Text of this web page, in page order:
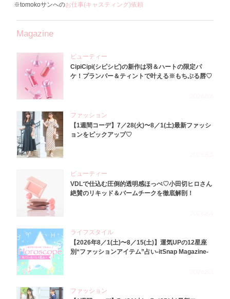
※tomokoサンへのお仕事(キャスティング)依頼
Magazine
ビューティー
CipiCipi(シピシピ)の新作は羽＆ハートの限定パ
ケ！プランパー＆ティントで叶える※もちぷる唇♡
ファッション
【1週間コーデ】7／28(火)〜8／1(土)最新ファッシ
ョンをピックアップ♡
ビューティー
VDLで仕込む圧倒的透明感ほっぺ♡小田切ヒロさん
絶賛のリキッド＆バームチークを徹底解剖！
ライフスタイル
【2026年8／1(土)〜8／15(土)】運気UPの12星座
別“ファッションアイテム”占い-itSnap Magazine-
ファッション